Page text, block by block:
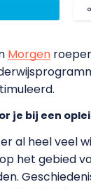
Morgen
je bij een
er al heel
het gebied